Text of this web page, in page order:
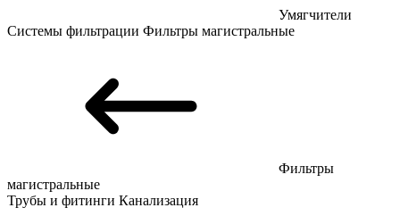
Умягчители
Системы фильтрации Фильтры магистральные
Фильтры
магистральные
Трубы и фитинги Канализация